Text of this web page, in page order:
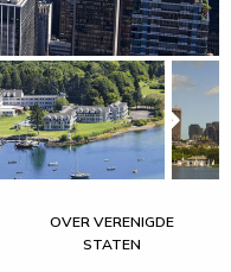
OVER VERENIGDE
STATEN